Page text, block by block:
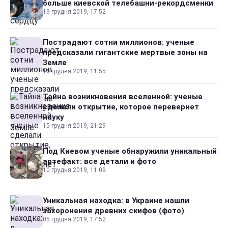
больше киевской телебашни-рекордсменки
19 грудня 2019, 17:52
Пострадают сотни миллионов: ученые
предсказали гигантские мертвые зоны на
Земле
16 грудня 2019, 11:55
Тайна возникновения вселенной: ученые
сделали открытие, которое перевернет
науку
15 грудня 2019, 21:29
Под Киевом ученые обнаружили уникальный
артефакт: все детали и фото
10 грудня 2019, 11:09
Уникальная находка: в Украине нашли
захоронения древних скифов (фото)
05 грудня 2019, 17:52